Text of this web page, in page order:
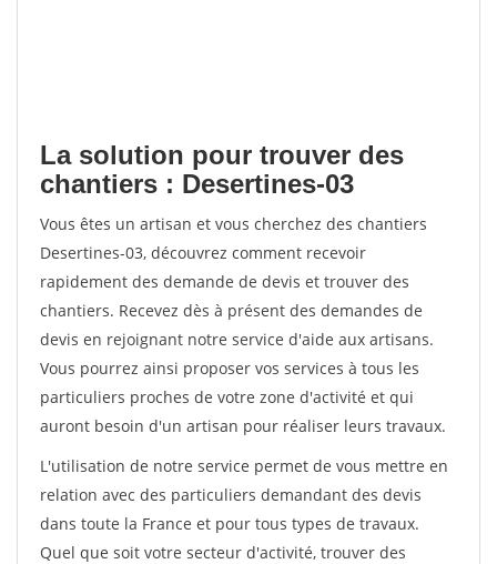
La solution pour trouver des
chantiers : Desertines-03
Vous êtes un artisan et vous cherchez des chantiers
Desertines-03, découvrez comment recevoir
rapidement des demande de devis et trouver des
chantiers. Recevez dès à présent des demandes de
devis en rejoignant notre service d'aide aux artisans.
Vous pourrez ainsi proposer vos services à tous les
particuliers proches de votre zone d'activité et qui
auront besoin d'un artisan pour réaliser leurs travaux.
L'utilisation de notre service permet de vous mettre en
relation avec des particuliers demandant des devis
dans toute la France et pour tous types de travaux.
Quel que soit votre secteur d'activité, trouver des